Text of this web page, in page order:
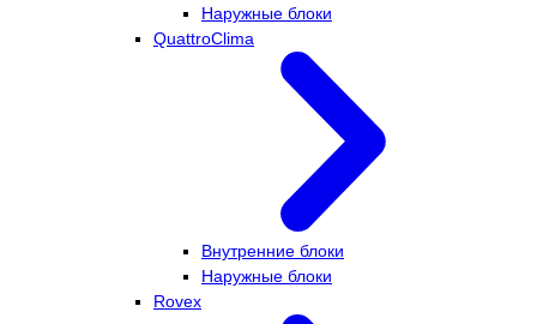
Наружные блоки
QuattroClima
Внутренние блоки
Наружные блоки
Rovex